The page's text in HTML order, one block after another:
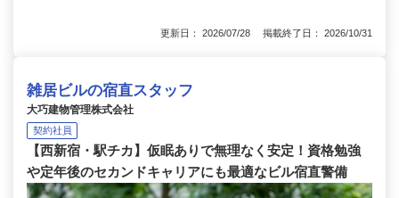
更新日： 2026/07/28 掲載終了日： 2026/10/31
雑居ビルの宿直スタッフ
大巧建物管理株式会社
契約社員
【西新宿・駅チカ】仮眠ありで無理なく安定！資格勉強
や定年後のセカンドキャリアにも最適なビル宿直警備